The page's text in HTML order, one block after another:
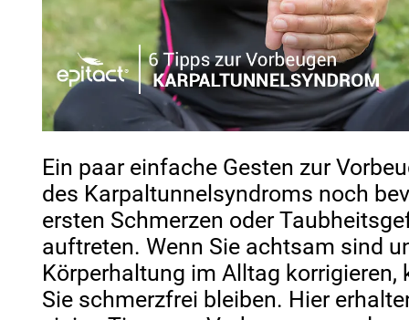
Ein paar einfache Gesten zur
des Karpaltunnelsyndroms noch
ersten Schmerzen oder
auftreten. Wenn Sie achtsam sind
Körperhaltung im Alltag korrigieren,
Sie schmerzfrei bleiben. Hier